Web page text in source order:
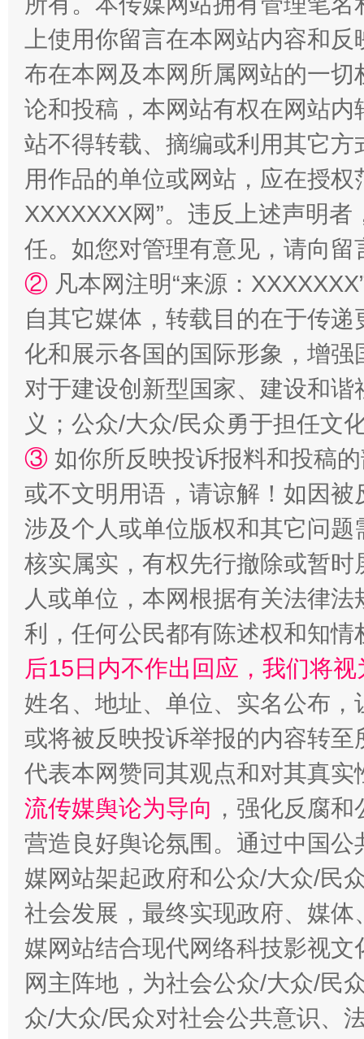
扯下公款旅游的“隐身衣” 如何以
“蜀中异人”王建安的艺术幻境
完善运行机制助力责任有效落实 一纸欠
东山县通报“牛蛙产品抗生素超标问题”
千年窑火 生生不息 一
上使用你留言在本网站内容和
布在本网及本网所属网站的一
论和投稿，本网站有权在网站
站不得转载、摘编或利用其它
用作品的单位或网站，应在授
XXXXXXX网”。违反上述声明
任。如您对管理有意见，请向
② 凡本网注明“来源：
自其它媒体，转载目的在于传
化和展示各国的国际形象，增
对于建设创新型国家、建设和
义；公众/大众/民众勇于担任文
③ 如你所反映投诉报料和投稿
或不文明用语，请谅解！如因
涉及个人或单位版权和其它问题
核实属实，有权先行撤除或暂
人或单位，本网根据有关法律
利，任何公民都有陈述权和知情
后15日内不作出回应，我们将
姓名、地址、单位、实名公布
或将被反映投诉举报的内容转
代表本网赞同其观点和对其真实
流传媒舆论为导向 ，强化反腐
营造良好舆论氛围。通过中国
媒网站架起政府和公众/大众/民
社会发展，最终实现政府、媒
媒网站结合现代网络科技影视
网主阵地，为社会公众/大众/民
众/大众/民众对社会公共意识、